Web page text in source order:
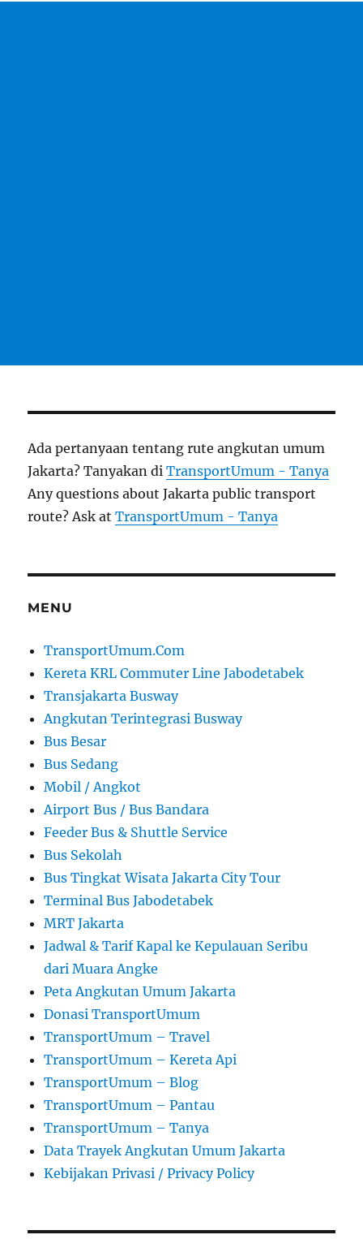
Ada pertanyaan tentang rute angkutan umum
Jakarta? Tanyakan diTransportUmum - Tanya
Any questions about Jakarta public transport
route? Ask atTransportUmum - Tanya
MENU
TransportUmum.Com
Kereta KRL Commuter Line Jabodetabek
Transjakarta Busway
Angkutan Terintegrasi Busway
Bus Besar
Bus Sedang
Mobil / Angkot
Airport Bus / Bus Bandara
Feeder Bus & Shuttle Service
Bus Sekolah
Bus Tingkat Wisata Jakarta City Tour
Terminal Bus Jabodetabek
MRT Jakarta
Jadwal & Tarif Kapal ke Kepulauan Seribu
dari Muara Angke
Peta Angkutan Umum Jakarta
Donasi TransportUmum
TransportUmum – Travel
TransportUmum – Kereta Api
TransportUmum – Blog
TransportUmum – Pantau
TransportUmum – Tanya
Data Trayek Angkutan Umum Jakarta
Kebijakan Privasi / Privacy Policy